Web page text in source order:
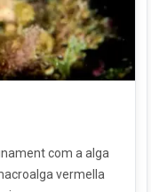
com a alga
vermella